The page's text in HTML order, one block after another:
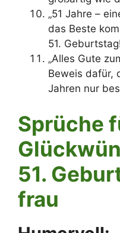
„51 Jahre –
das Beste
51.
„Alles Gute
Beweis dafür,
Jahren nur
Sprüche
51.
frau